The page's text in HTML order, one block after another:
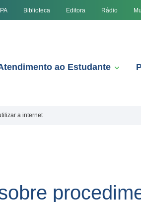
Biblioteca Editora Rádio
ao Estudante
a internet